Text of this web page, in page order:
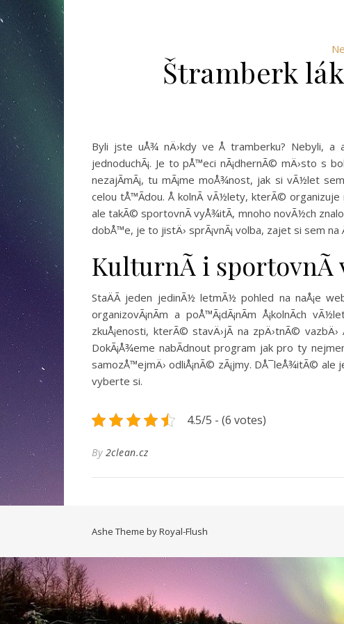
Štramberk
Byli jste uÅ¾ nÄ›kdy ve Å tramberku? Nebyli, a
jednoduchÃ¡. Je to pÅ™eci nÃ¡dhernÃ© mÄ›sto s
nezajÃ­mÃ¡, tu mÃ¡me moÅ¾nost, jak si vÃ½let
celou tÅ™Ã­dou.Å kolnÃ­ vÃ½lety, kterÃ© organizuje
ale takÃ© sportovnÃ­ vyÅ¾itÃ­, mnoho novÃ½ch
dobÅ™e, je to jistÄ› sprÃ¡vnÃ¡ volba, zajet si sem na
KulturnÃ­ i sportovnÃ­
StaÄÃ­ jeden jedinÃ½ letmÃ½ pohled na naÅ¡e
organizovÃ¡nÃ­m a poÅ™Ã¡dÃ¡nÃ­m Å¡kolnÃ­ch
zkuÅ¡enosti, kterÃ© stavÄ›jÃ­ na zpÄ›tnÃ© vazbÄ›
DokÃ¡Å¾eme nabÃ­dnout program jak pro ty
samozÅ™ejmÄ› odliÅ¡nÃ© zÃ¡jmy. DÅ¯leÅ¾itÃ© ale
vyberte si.
4.5/5 - (6 votes)
By 2clean.cz
Ashe Theme byRoyal-Flush